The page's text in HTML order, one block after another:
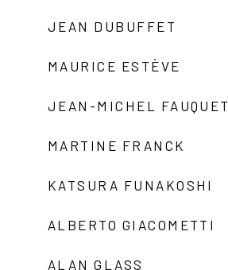
JEAN DUBUFFET
MAURICE ESTÈVE
JEAN-MICHEL FAUQUET
MARTINE FRANCK
KATSURA FUNAKOSHI
ALBERTO GIACOMETTI
ALAN GLASS